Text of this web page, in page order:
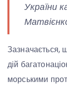
України
Зазначається,
дій
морськими